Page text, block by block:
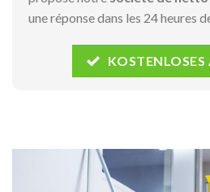
une réponse dans les 24 heures